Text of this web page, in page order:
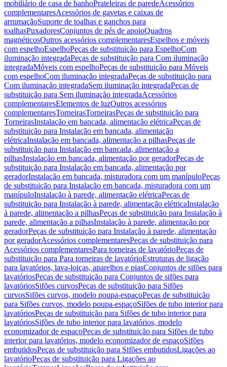
mobiliário de casa de banhoPrateleiras de paredeAcessórios
complementaresAcessórios de gavetas e caixas de
arrumaçãoSuporte de toalhas e ganchos para
toalhasPuxadoresConjuntos de pés de apoioQuadros
magnéticosOutros acessórios complementaresEspelhos e móveis
com espelhoEspelhoPeças de substituição para EspelhoCom
iluminação integradaPeças de substituição para Com iluminação
integradaMóveis com espelhoPeças de substituição para Móveis
com espelhoCom iluminação integradaPeças de substituição para
Com iluminação integradaSem iluminação integradaPeças de
substituição para Sem iluminação integradaAcessórios
complementaresElementos de luzOutros acessórios
complementaresTorneirasTorneirasPeças de substituição para
TorneirasInstalação em bancada, alimentação elétricaPeças de
substituição para Instalação em bancada, alimentação
elétricaInstalação em bancada, alimentação a pilhasPeças de
substituição para Instalação em bancada, alimentação a
pilhasInstalação em bancada, alimentação por geradorPeças de
substituição para Instalação em bancada, alimentação por
geradorInstalação em bancada, misturadora com um manípuloPeças
de substituição para Instalação em bancada, misturadora com um
manípuloInstalação à parede, alimentação elétricaPeças de
substituição para Instalação à parede, alimentação elétricaInstalação
à parede, alimentação a pilhasPeças de substituição para Instalação à
parede, alimentação a pilhasInstalação à parede, alimentação por
geradorPeças de substituição para Instalação à parede, alimentação
por geradorAcessórios complementaresPeças de substituição para
Acessórios complementaresPara torneiras de lavatórioPeças de
substituição para Para torneiras de lavatórioEstruturas de ligação
para lavatórios, lava-loiças, aparelhos e piasConjuntos de sifões para
lavatóriosPeças de substituição para Conjuntos de sifões para
lavatóriosSifões curvosPeças de substituição para Sifões
curvosSifões curvos, modelo poupa-espaçoPeças de substituição
para Sifões curvos, modelo poupa-espaçoSifões de tubo interior para
lavatóriosPeças de substituição para Sifões de tubo interior para
lavatóriosSifões de tubo interior para lavatórios, modelo
economizador de espaçoPeças de substituição para Sifões de tubo
interior para lavatórios, modelo economizador de espaçoSifões
embutidosPeças de substituição para Sifões embutidosLigações ao
lavatórioPeças de substituição para Ligações ao